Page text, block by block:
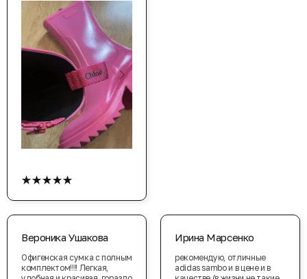
★★★★★
Вероника Ушакова
Офигенская сумка с полным
комплектом!!!! Легкая,
Ирина Марсенко
рекомендую, отличные
adidas sambo и в цене и в